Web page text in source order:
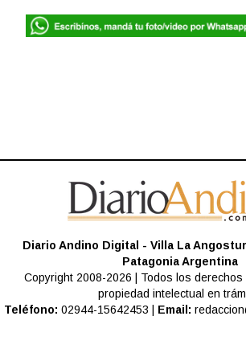
Diario Andino Digital - Villa La
Patagonia Argentina
Copyright 2008-2026 | Todos los
propiedad intelectual en
Teléfono: 02944-15642453 | Email: